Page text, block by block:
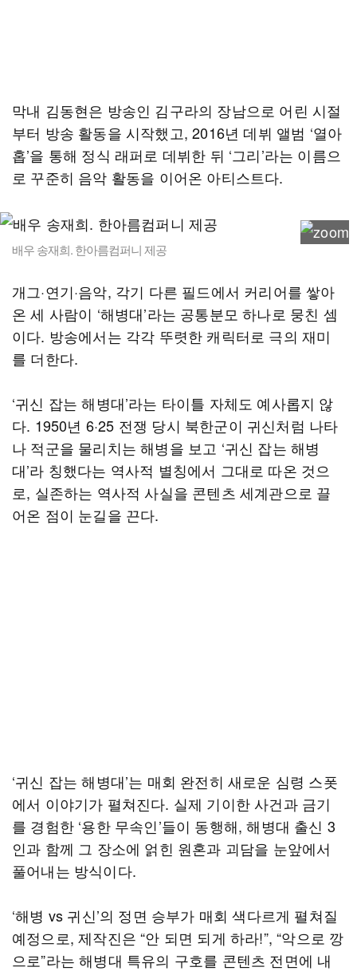
막내 김동현은 방송인 김구라의 장남으로 어린 시절
부터 방송 활동을 시작했고, 2016년 데뷔 앨범 ‘열아
홉’을 통해 정식 래퍼로 데뷔한 뒤 ‘그리’라는 이름으
로 꾸준히 음악 활동을 이어온 아티스트다.
배우 송재희. 한아름컴퍼니 제공
개그·연기·음악, 각기 다른 필드에서 커리어를 쌓아
온 세 사람이 ‘해병대’라는 공통분모 하나로 뭉친 셈
이다. 방송에서는 각각 뚜렷한 캐릭터로 극의 재미
를 더한다.
‘귀신 잡는 해병대’라는 타이틀 자체도 예사롭지 않
다. 1950년 6·25 전쟁 당시 북한군이 귀신처럼 나타
나 적군을 물리치는 해병을 보고 ‘귀신 잡는 해병
대’라 칭했다는 역사적 별칭에서 그대로 따온 것으
로, 실존하는 역사적 사실을 콘텐츠 세계관으로 끌
어온 점이 눈길을 끈다.
‘귀신 잡는 해병대’는 매회 완전히 새로운 심령 스폿
에서 이야기가 펼쳐진다. 실제 기이한 사건과 금기
를 경험한 ‘용한 무속인’들이 동행해, 해병대 출신 3
인과 함께 그 장소에 얽힌 원혼과 괴담을 눈앞에서
풀어내는 방식이다.
‘해병 vs 귀신’의 정면 승부가 매회 색다르게 펼쳐질
예정으로, 제작진은 “안 되면 되게 하라!”, “악으로 깡
으로”라는 해병대 특유의 구호를 콘텐츠 전면에 내